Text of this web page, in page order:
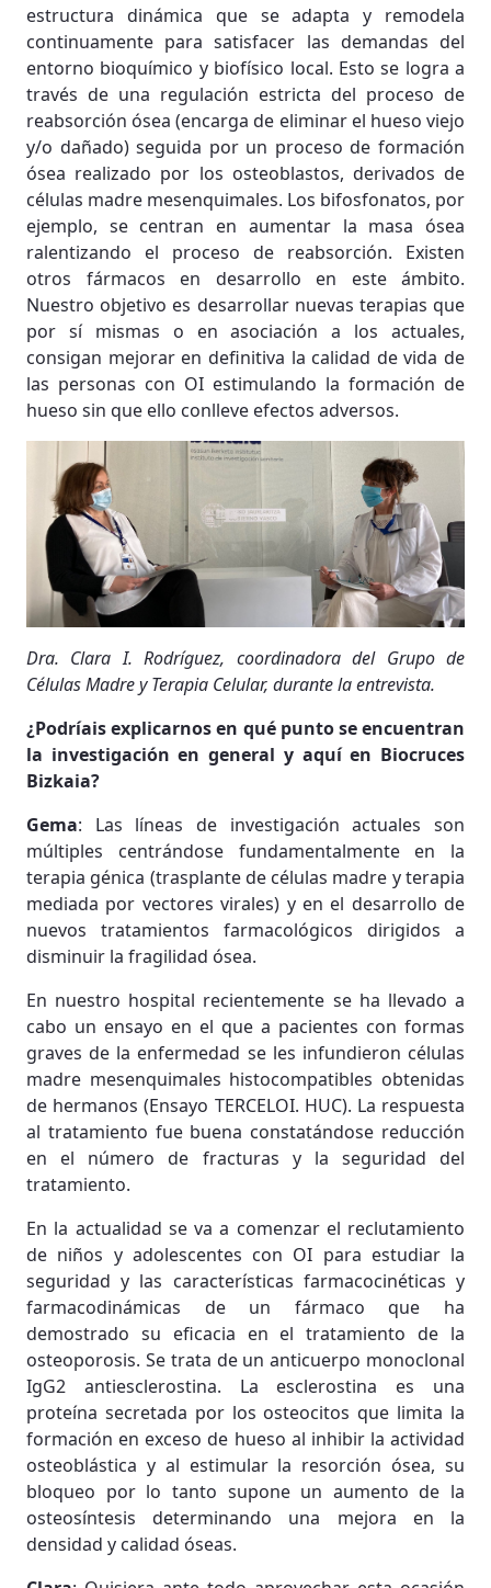
estructura dinámica que se adapta y remodela
continuamente para satisfacer las demandas del
entorno bioquímico y biofísico local. Esto se logra a
través de una regulación estricta del proceso de
reabsorción ósea (encarga de eliminar el hueso viejo
y/o dañado) seguida por un proceso de formación
ósea realizado por los osteoblastos, derivados de
células madre mesenquimales. Los bifosfonatos, por
ejemplo, se centran en aumentar la masa ósea
ralentizando el proceso de reabsorción. Existen
otros fármacos en desarrollo en este ámbito.
Nuestro objetivo es desarrollar nuevas terapias que
por sí mismas o en asociación a los actuales,
consigan mejorar en definitiva la calidad de vida de
las personas con OI estimulando la formación de
hueso sin que ello conlleve efectos adversos.
Dra. Clara I. Rodríguez, coordinadora del Grupo de
Células Madre y Terapia Celular, durante la entrevista.
¿Podríais explicarnos en qué punto se encuentran
la investigación en general y aquí en Biocruces
Bizkaia?
Gema: Las líneas de investigación actuales son
múltiples centrándose fundamentalmente en la
terapia génica (trasplante de células madre y terapia
mediada por vectores virales) y en el desarrollo de
nuevos tratamientos farmacológicos dirigidos a
disminuir la fragilidad ósea.
En nuestro hospital recientemente se ha llevado a
cabo un ensayo en el que a pacientes con formas
graves de la enfermedad se les infundieron células
madre mesenquimales histocompatibles obtenidas
de hermanos (Ensayo TERCELOI. HUC). La respuesta
al tratamiento fue buena constatándose reducción
en el número de fracturas y la seguridad del
tratamiento.
En la actualidad se va a comenzar el reclutamiento
de niños y adolescentes con OI para estudiar la
seguridad y las características farmacocinéticas y
farmacodinámicas de un fármaco que ha
demostrado su eficacia en el tratamiento de la
osteoporosis. Se trata de un anticuerpo monoclonal
IgG2 antiesclerostina. La esclerostina es una
proteína secretada por los osteocitos que limita la
formación en exceso de hueso al inhibir la actividad
osteoblástica y al estimular la resorción ósea, su
bloqueo por lo tanto supone un aumento de la
osteosíntesis determinando una mejora en la
densidad y calidad óseas.